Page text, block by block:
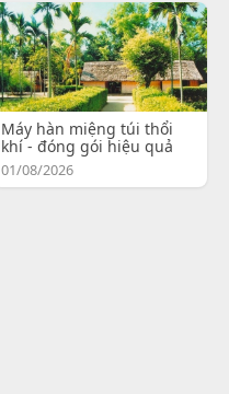
Máy hàn miệng túi thổi
khí - đóng gói hiệu quả
01/08/2026